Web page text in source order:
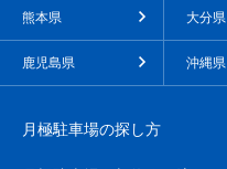
熊本県 大分県
鹿児島県 沖縄県
月極駐車場の探し方